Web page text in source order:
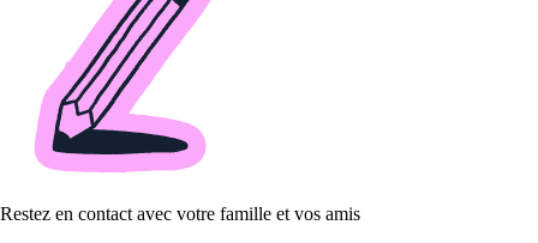
Restez en contact avec votre famille et vos amis